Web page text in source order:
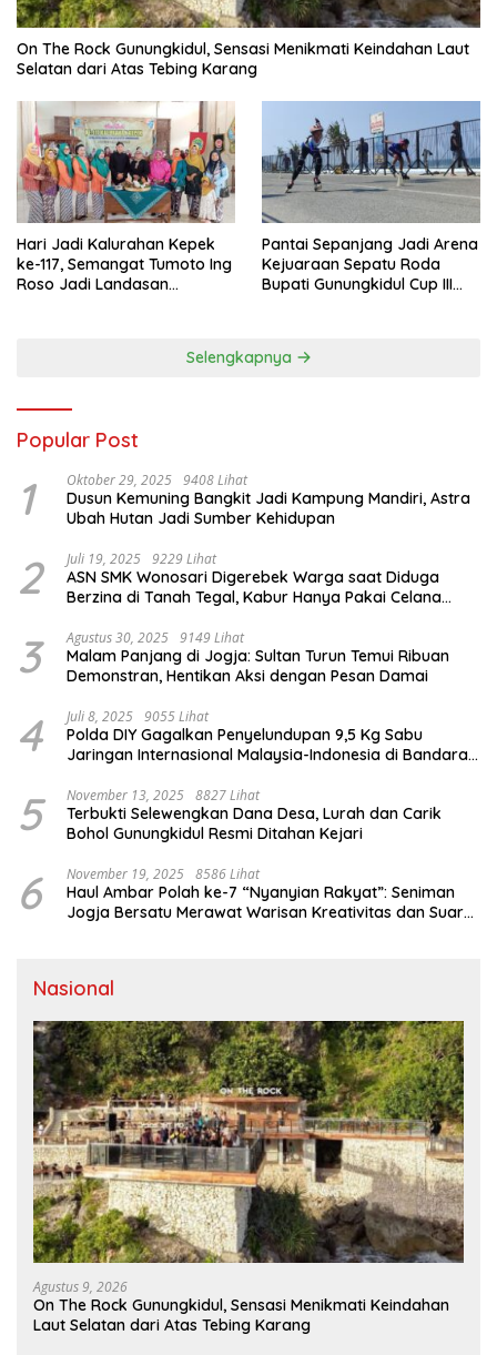
On The Rock Gunungkidul, Sensasi Menikmati Keindahan Laut
Selatan dari Atas Tebing Karang
Hari Jadi Kalurahan Kepek
ke-117, Semangat Tumoto Ing
Roso Jadi Landasan
Pantai Sepanjang Jadi Arena
Kejuaraan Sepatu Roda
Bupati Gunungkidul Cup III
Selengkapnya
Popular Post
1 Oktober 29, 2025 9408 Lihat
Dusun Kemuning Bangkit Jadi Kampung Mandiri, Astra
Ubah Hutan Jadi Sumber Kehidupan
2 Juli 19, 2025 9229 Lihat
ASN SMK Wonosari Digerebek Warga saat Diduga
Berzina di Tanah Tegal, Kabur Hanya Pakai Celana
3 Agustus 30, 2025 9149 Lihat
Malam Panjang di Jogja: Sultan Turun Temui Ribuan
Demonstran, Hentikan Aksi dengan Pesan Damai
4 Juli 8, 2025 9055 Lihat
Polda DIY Gagalkan Penyelundupan 9,5 Kg Sabu
Jaringan Internasional Malaysia-Indonesia di Bandara
5 November 13, 2025 8827 Lihat
Terbukti Selewengkan Dana Desa, Lurah dan Carik
Bohol Gunungkidul Resmi Ditahan Kejari
6 November 19, 2025 8586 Lihat
Haul Ambar Polah ke-7 “Nyanyian Rakyat”: Seniman
Jogja Bersatu Merawat Warisan Kreativitas dan Suara
Nasional
Agustus 9, 2026
On The Rock Gunungkidul, Sensasi Menikmati Keindahan
Laut Selatan dari Atas Tebing Karang